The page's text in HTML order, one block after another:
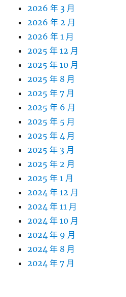
2026 年 3 月
2026 年 2 月
2026 年 1 月
2025 年 12 月
2025 年 10 月
2025 年 8 月
2025 年 7 月
2025 年 6 月
2025 年 5 月
2025 年 4 月
2025 年 3 月
2025 年 2 月
2025 年 1 月
2024 年 12 月
2024 年 11 月
2024 年 10 月
2024 年 9 月
2024 年 8 月
2024 年 7 月